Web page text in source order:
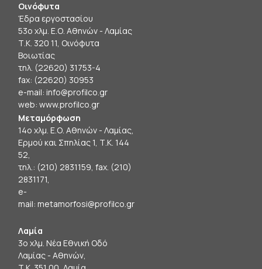
Οινόφυτα
Έδρα εργοστασίου
53ο χλμ. Ε.Ο. Αθηνών - Λαμίας
Τ.Κ. 320 11, Οινόφυτα
Βοιωτίας
τηλ. (22620) 31753-4
fax: (22620) 30953
e-mail: info@profilco.gr
web: www.profilco.gr
Μεταμόρφωση
14ο χλμ. Ε.Ο. Αθηνών - Λαμίας,
Ερμού και Σπηλίας 1, Τ.Κ. 144
52,
τηλ.: (210) 2831159, fax. (210)
2831171,
e-
mail: metamorfosi@profilco.gr
Λαμία
3ο χλμ. Νέα Εθνική Οδό
Λαμίας - Αθηνών,